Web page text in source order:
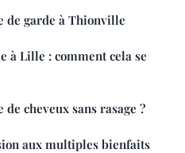
de garde à Thionville
à Lille : comment cela se
cheveux sans rasage ?
aux multiples bienfaits